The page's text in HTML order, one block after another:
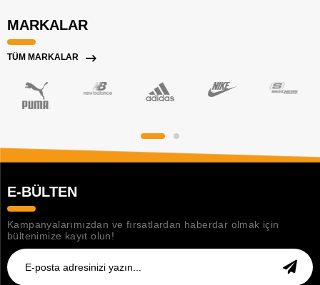
MARKALAR
TÜM MARKALAR
E-BÜLTEN
Kampanyalarımızdan ve fırsatlardan haberdar olmak için
bültenimize kayıt olun!